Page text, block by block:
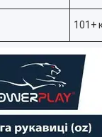
101+